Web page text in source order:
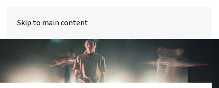
Skip to main content